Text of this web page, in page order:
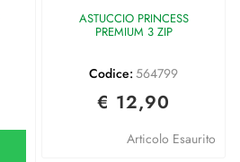
ASTUCCIO PRINCESS
PREMIUM 3 ZIP
Codice: 564799
€ 12,90
Articolo Esaurito